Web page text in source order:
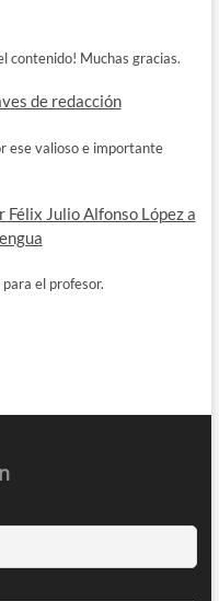
contenido! Muchas gracias.
de redacción
ese valioso e importante
Julio Alfonso López a
el profesor.